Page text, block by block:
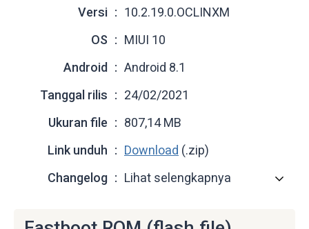
Versi
10.2.19.0.OCLINXM
OS
MIUI 10
Android
Android 8.1
Tanggal rilis
24/02/2021
Ukuran file
807,14 MB
Link unduh
Download (.zip)
Changelog
Lihat selengkapnya